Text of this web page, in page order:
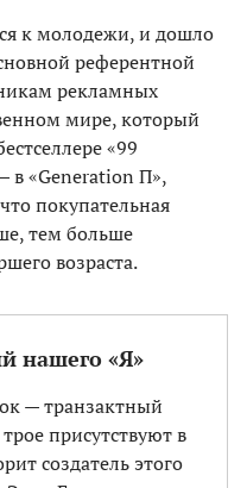
к молодежи, и дошло
референтной
рекламных
мире, который
«99
в «Generation П»,
покупательная
тем больше
возраста.
нашего «Я»
— транзактный
присутствуют в
создатель этого